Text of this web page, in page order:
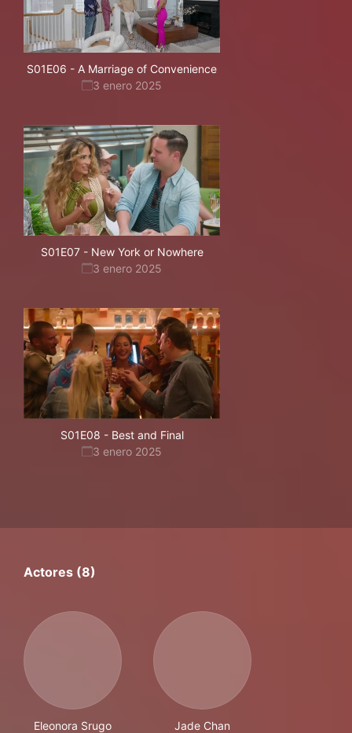
S01E06 - A Marriage of Convenience
3 enero 2025
S01E07- New York or Nowhere
3 enero 2025
S01E08 - Best and Final
3 enero 2025
Actores (8)
Eleonora Srugo
Jade Chan